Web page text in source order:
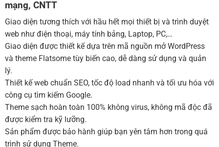
Hosting 2GB SSD (1 năm)
Hosting 4GB SSD (1 năm)(+1,000,000 ₫)
Hosting 8GB SSD (1 năm)(+1,200,000 ₫)
mạng, CNTT
Giao diện tương thích với hầu hết mọi thiết bị và trình duyệt
web như điện thoại, máy tính bảng, Laptop, PC,…
Giao diện được thiết kế dựa trên mã nguồn mở WordPress
và theme Flatsome tùy biến cao, dễ dàng sử dụng và quản
lý.
Thiết kế web chuẩn SEO, tốc độ load nhanh và tối ưu hóa với
công cụ tìm kiếm Google.
Theme sạch hoàn toàn 100% không virus, không mã độc đã
được kiểm tra kỹ lưỡng.
Sản phẩm được bảo hành giúp bạn yên tâm hơn trong quá
trình sử dụng Theme.